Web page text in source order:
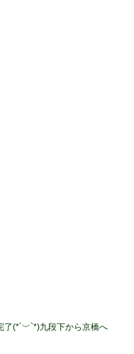
(*´﹀`*)九段下から京橋へ